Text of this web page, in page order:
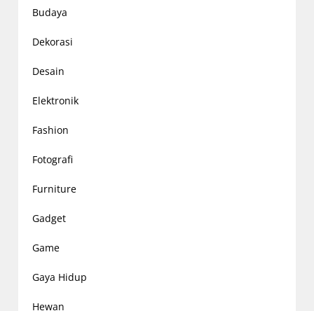
Budaya
Dekorasi
Desain
Elektronik
Fashion
Fotografi
Furniture
Gadget
Game
Gaya Hidup
Hewan